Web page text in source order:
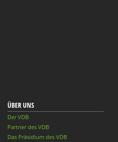
ÜBER UNS
Der VDB
Partner des VDB
Das Präsidium des VDB